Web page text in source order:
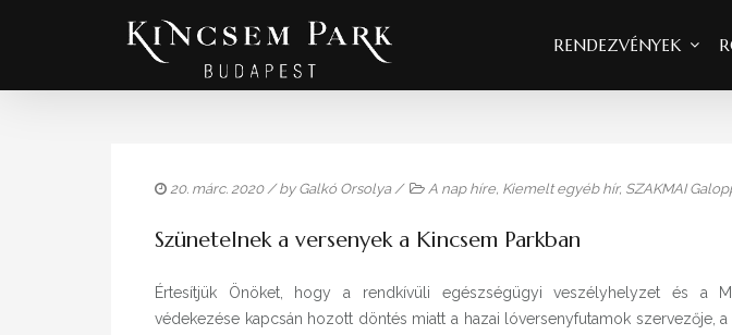
RENDEZVÉNYEK
20. márc. 2020/ by Galkó Orsolya/ A nap híre, Kiemelt egyéb hír, SZAKMAI
Szünetelnek a versenyek a Kincsem Parkban
Értesítjük Önöket, hogy a rendkívüli egészségügyi veszélyhelyzet és a
védekezése kapcsán hozott döntés miatt a hazai lóversenyfutamok szervezője,